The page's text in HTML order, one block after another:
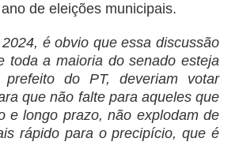
de eleições municipais.
é obvio que essa discussão
toda a maioria do senado esteja
do PT, deveriam votar
que não falte para aqueles que
e longo prazo, não explodam de
rápido para o precipício, que é